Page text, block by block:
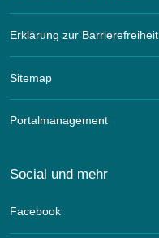
Erklärung zur Barrierefreiheit
Sitemap
Portalmanagement
Social und mehr
Facebook